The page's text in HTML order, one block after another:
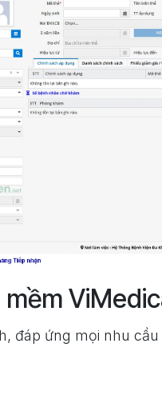
đáp ứng mọi nhu